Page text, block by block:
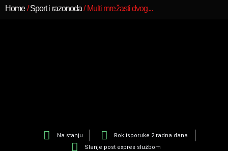
Home/Sport i razonoda/ Multi mrežasti dvog...
Na stanju
Rok isporuke 2 radna dana
Slanje post expres službom